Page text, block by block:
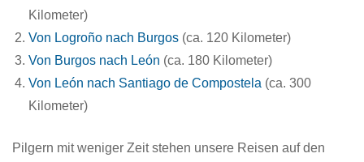
Kilometer)
Von Logroño nach Burgos (ca. 120 Kilometer)
Von Burgos nach León (ca. 180 Kilometer)
Von León nach Santiago de Compostela (ca. 300
Kilometer)
Pilgern mit weniger Zeit stehen unsere Reisen auf den